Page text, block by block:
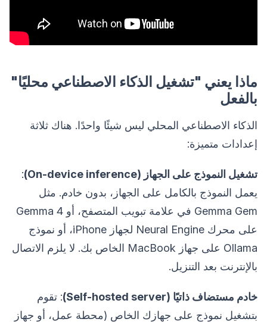
ماذا يعني "تشغيل الذكاء الاصطناعي محليًا"
بالفعل
الذكاء الاصطناعي المحلي ليس شيئًا واحدًا. هناك ثلاثة
إعدادات متميزة:
تشغيل النموذج على الجهاز (On-device inference)
:
يعمل النموذج بالكامل على الجهاز، بدون خادم. مثل
Gemma Gem في علامة تبويب المتصفح، أو Gemma 4
على محرك Neural Engine لجهاز iPhone، أو نموذج
Ollama على جهاز MacBook الخاص بك. لا يلزم الاتصال
بالإنترنت بعد التنزيل.
خادم مستضاف ذاتيًا (Self-hosted server)
: تقوم
بتشغيل نموذج على جهازك الخاص (محطة عمل، أو جهاز